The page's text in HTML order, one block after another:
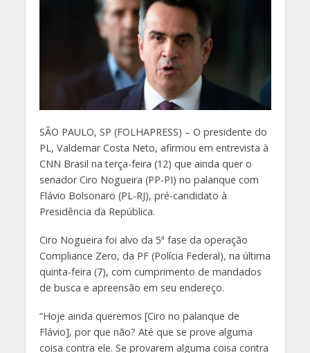
SÃO PAULO, SP (FOLHAPRESS) – O presidente do
PL, Valdemar Costa Neto, afirmou em entrevista à
CNN Brasil na terça-feira (12) que ainda quer o
senador Ciro Nogueira (PP-PI) no palanque com
Flávio Bolsonaro (PL-RJ), pré-candidato à
Presidência da República.
Ciro Nogueira foi alvo da 5ª fase da operação
Compliance Zero, da PF (Polícia Federal), na última
quinta-feira (7), com cumprimento de mandados
de busca e apreensão em seu endereço.
“Hoje ainda queremos [Ciro no palanque de
Flávio], por que não? Até que se prove alguma
coisa contra ele. Se provarem alguma coisa contra